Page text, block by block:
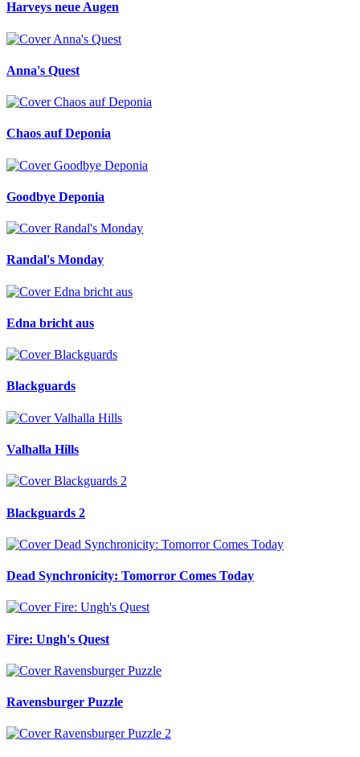
Harveys neue Augen
Anna's Quest
Chaos auf Deponia
Goodbye Deponia
Randal's Monday
Edna bricht aus
Blackguards
Valhalla Hills
Blackguards 2
Dead Synchronicity: Tomorror Comes Today
Fire: Ungh's Quest
Ravensburger Puzzle